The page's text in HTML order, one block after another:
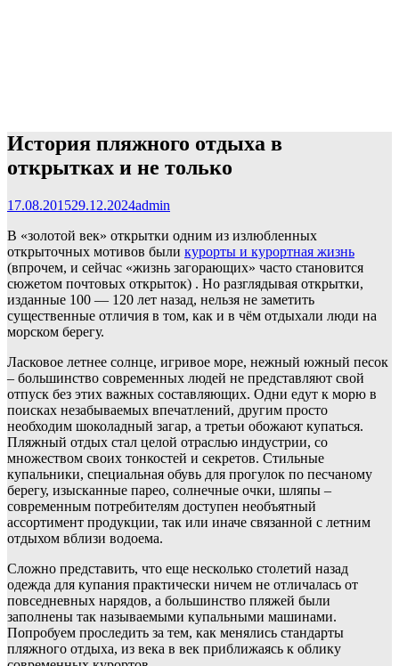
История пляжного отдыха в
открытках и не только
17.08.201529.12.2024admin
В «золотой век» открытки одним из излюбленных
открыточных мотивов были курорты и курортная жизнь
(впрочем, и сейчас «жизнь загорающих» часто становится
сюжетом почтовых открыток) . Но разглядывая открытки,
изданные 100 — 120 лет назад, нельзя не заметить
существенные отличия в том, как и в чём отдыхали люди на
морском берегу.
Ласковое летнее солнце, игривое море, нежный южный песок
– большинство современных людей не представляют свой
отпуск без этих важных составляющих. Одни едут к морю в
поисках незабываемых впечатлений, другим просто
необходим шоколадный загар, а третьи обожают купаться.
Пляжный отдых стал целой отраслью индустрии, со
множеством своих тонкостей и секретов. Стильные
купальники, специальная обувь для прогулок по песчаному
берегу, изысканные парео, солнечные очки, шляпы –
современным потребителям доступен необъятный
ассортимент продукции, так или иначе связанной с летним
отдыхом вблизи водоема.
Сложно представить, что еще несколько столетий назад
одежда для купания практически ничем не отличалась от
повседневных нарядов, а большинство пляжей были
заполнены так называемыми купальными машинами.
Попробуем проследить за тем, как менялись стандарты
пляжного отдыха, из века в век приближаясь к облику